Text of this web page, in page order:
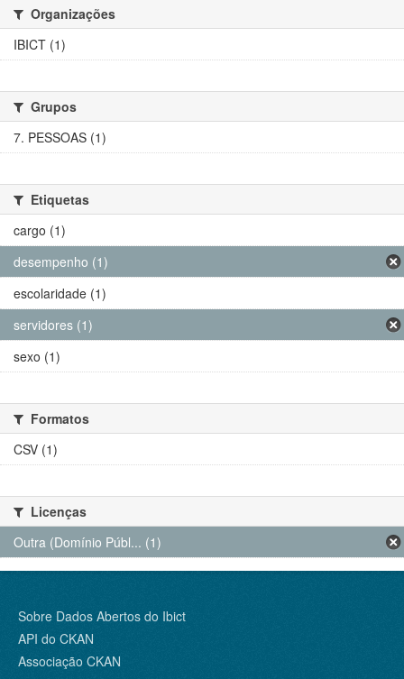
Organizações
IBICT (1)
Grupos
7. PESSOAS (1)
Etiquetas
cargo (1)
desempenho (1)
escolaridade (1)
servidores (1)
sexo (1)
Formatos
CSV (1)
Licenças
Outra (Domínio Públ... (1)
Sobre Dados Abertos do Ibict
API do CKAN
Associação CKAN